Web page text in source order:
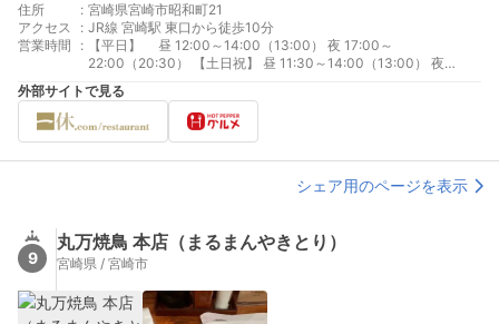
住所 : 宮崎県宮崎市昭和町21
アクセス
: JR線 宮崎駅 東口から徒歩10分
営業時間
:
【平日】 昼 12:00～14:00（13:00） 夜 17:00～
22:00（20:30） 【土日祝】 昼 11:30～14:00（13:00） 夜
17:00～22:00（20:30）
外部サイトで見る
シェア用のページを表示
9
丸万焼鳥 本店（まるまんやきとり）
宮崎県 / 宮崎市